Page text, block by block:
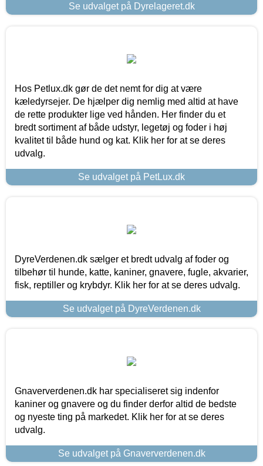
Se udvalget på Dyrelageret.dk
Hos Petlux.dk gør de det nemt for dig at være
kæledyrsejer. De hjælper dig nemlig med altid at have
de rette produkter lige ved hånden. Her finder du et
bredt sortiment af både udstyr, legetøj og foder i høj
kvalitet til både hund og kat. Klik her for at se deres
udvalg.
Se udvalget på PetLux.dk
DyreVerdenen.dk sælger et bredt udvalg af foder og
tilbehør til hunde, katte, kaniner, gnavere, fugle, akvarier,
fisk, reptiller og krybdyr. Klik her for at se deres udvalg.
Se udvalget på DyreVerdenen.dk
Gnaververdenen.dk har specialiseret sig indenfor
kaniner og gnavere og du finder derfor altid de bedste
og nyeste ting på markedet. Klik her for at se deres
udvalg.
Se udvalget på Gnaververdenen.dk